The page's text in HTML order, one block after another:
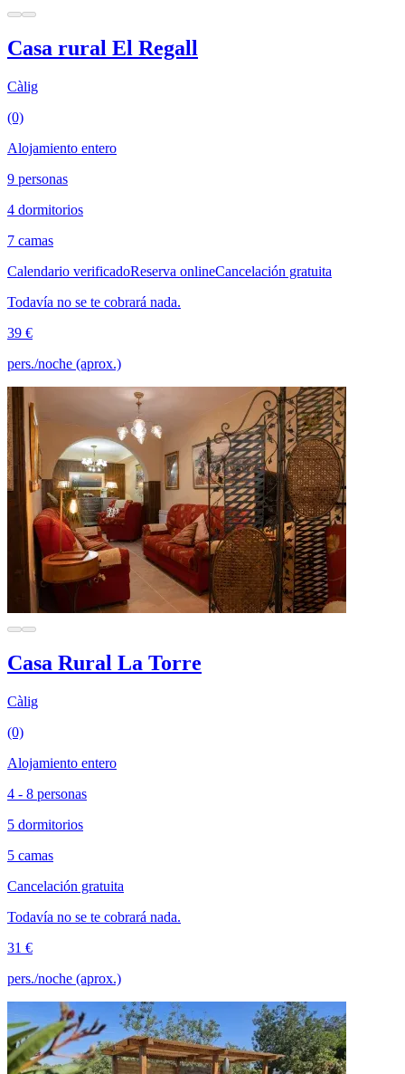
Casa rural El Regall
Càlig
(0)
Alojamiento entero
9 personas
4 dormitorios
7 camas
Calendario verificadoReserva onlineCancelación gratuita
Todavía no se te cobrará nada.
39 €
pers./noche (aprox.)
Casa Rural La Torre
Càlig
(0)
Alojamiento entero
4 - 8 personas
5 dormitorios
5 camas
Cancelación gratuita
Todavía no se te cobrará nada.
31 €
pers./noche (aprox.)